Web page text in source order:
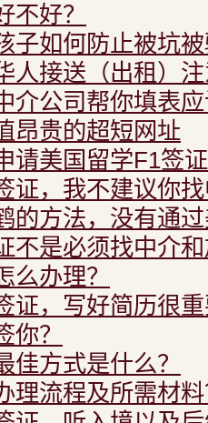
不好？
子如何防止被坑
人接送（出租）
介公司帮你填表
昂贵的超短网址
请美国留学F1签
证，我不建议你
的方法，没有通
不是必须找中介
么办理？
证，写好简历很
你？
佳方式是什么？
理流程及所需材